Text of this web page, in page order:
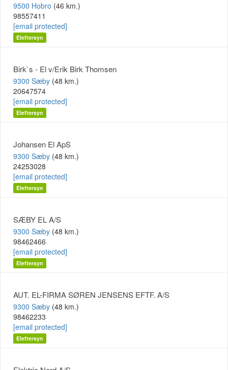
9500 Hobro (46 km.)
98557411
[email protected]
Eleftersyn
Birk`s - El v/Erik Birk Thomsen
9300 Sæby (48 km.)
20647574
[email protected]
Eleftersyn
Johansen El ApS
9300 Sæby (48 km.)
24253028
[email protected]
Eleftersyn
SÆBY EL A/S
9300 Sæby (48 km.)
98462466
[email protected]
Eleftersyn
AUT. EL-FIRMA SØREN JENSENS EFTF. A/S
9300 Sæby (48 km.)
98462233
[email protected]
Eleftersyn